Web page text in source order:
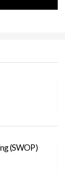
(SWOP)